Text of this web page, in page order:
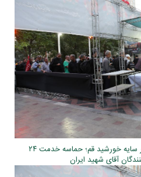
گزارش تصویری ۳ /میزبانی کریمانه در سایه خورشید قم؛ حماسه خدمت ۲۴
آقای شهید ایران